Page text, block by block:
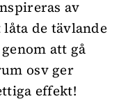
av
de tävlande
att gå
osv ger
effekt!